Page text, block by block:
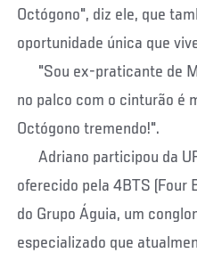
Octógono", diz ele, que
oportunidade única que
"Sou ex-praticante de
no palco com o cinturão é
Octógono tremendo!".
Adriano participou da
oferecido pela 4BTS (Four
do Grupo Águia, um
especializado que